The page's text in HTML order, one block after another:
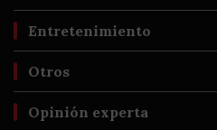
Entretenimiento
Otros
Opinión experta